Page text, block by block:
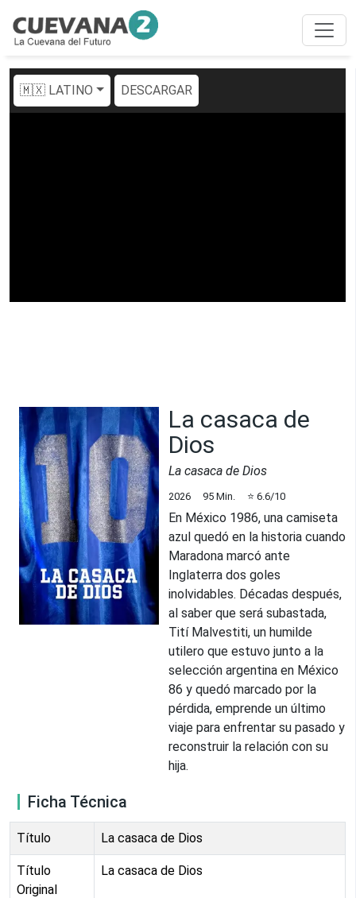
🇲🇽 LATINO DESCARGAR
La casaca de
Dios
La casaca de Dios
2026 95 Min. ⭐ 6.6/10
En México 1986, una camiseta
azul quedó en la historia cuando
Maradona marcó ante
Inglaterra dos goles
inolvidables. Décadas después,
al saber que será subastada,
Tití Malvestiti, un humilde
utilero que estuvo junto a la
selección argentina en México
86 y quedó marcado por la
pérdida, emprende un último
viaje para enfrentar su pasado y
reconstruir la relación con su
hija.
Ficha Técnica
Título La casaca de Dios
Título
Original
La casaca de Dios